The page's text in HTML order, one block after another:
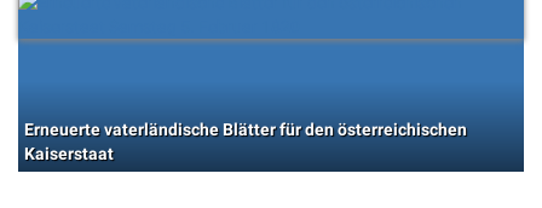
Erneuerte vaterländische Blätter für den österreichischen
Kaiserstaat